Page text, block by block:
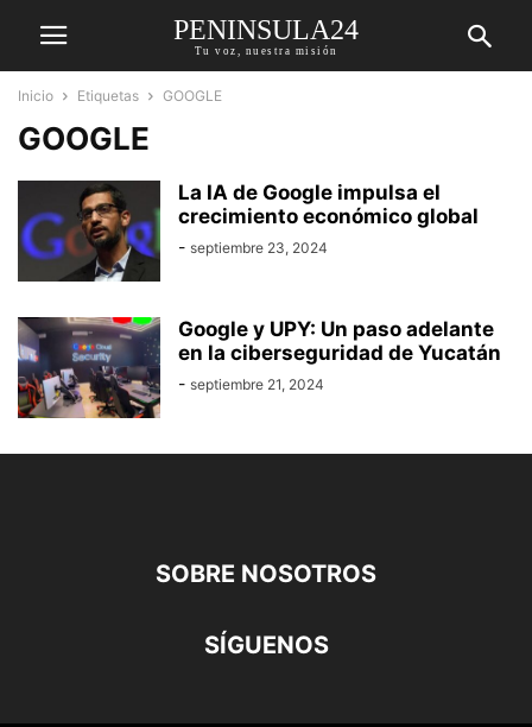
PENINSULA24
Tu voz, nuestra misión
Inicio Etiquetas GOOGLE
GOOGLE
La IA de Google impulsa el
crecimiento económico global
- septiembre 23, 2024
Google y UPY: Un paso adelante
en la ciberseguridad de Yucatán
- septiembre 21, 2024
SOBRE NOSOTROS
SÍGUENOS